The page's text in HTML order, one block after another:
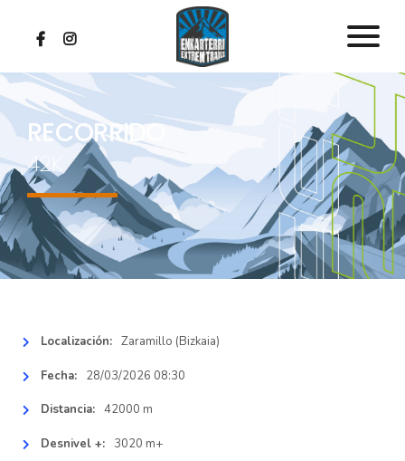
RECORRIDOS
INSCRIPCIONES
CLASIFICACIONES
MULTIMEDIA
REGLAMENTO
CONTACTO
RECORRIDO
42K
Localización: Zaramillo (Bizkaia)
Fecha: 28/03/2026 08:30
Distancia: 42000 m
Desnivel +: 3020 m+